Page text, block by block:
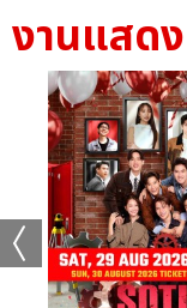
งานแสดง